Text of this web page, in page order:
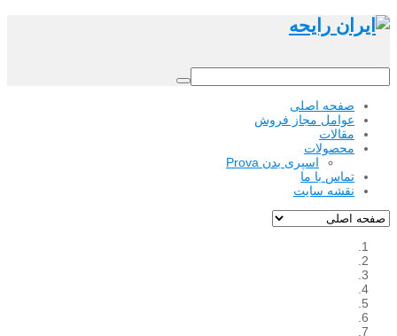
صفحه اصلی
عوامل مجاز فروش
مقالات
محصولات
اسپری بدن Prova
تماس با ما
نقشه سایت